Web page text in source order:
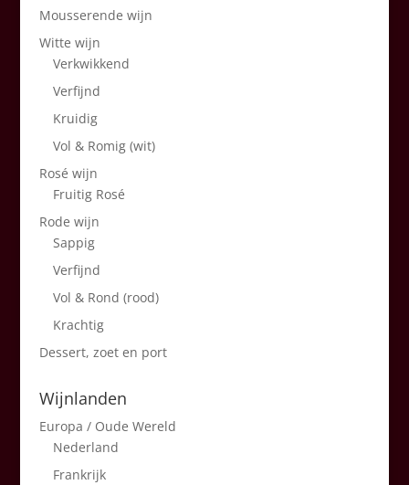
Mousserende wijn
Witte wijn
Verkwikkend
Verfijnd
Kruidig
Vol & Romig (wit)
Rosé wijn
Fruitig Rosé
Rode wijn
Sappig
Verfijnd
Vol & Rond (rood)
Krachtig
Dessert, zoet en port
Wijnlanden
Europa / Oude Wereld
Nederland
Frankrijk